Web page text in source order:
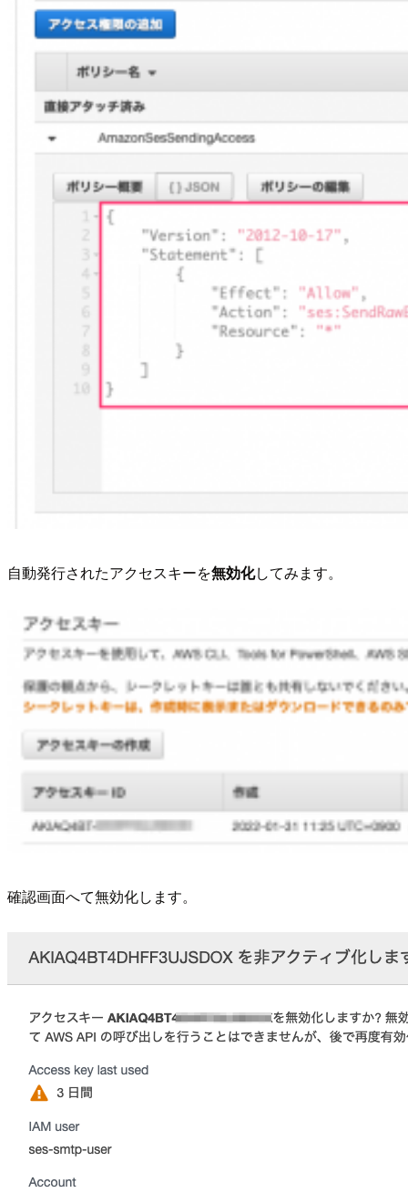
自動発行されたアクセスキーを無効化してみます。
確認画面へて無効化します。